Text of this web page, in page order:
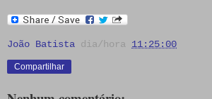
João Batista dia/hora 11:25:00
Compartilhar